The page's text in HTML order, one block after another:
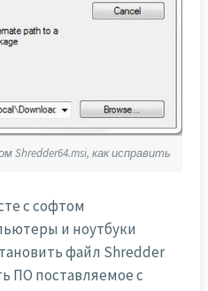
как исправить
с софтом
и ноутбуки
файл Shredder
ПО поставляемое с